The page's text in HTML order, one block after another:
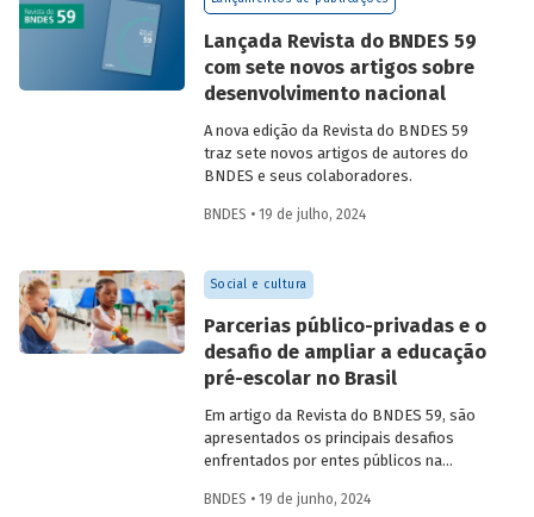
Lançada Revista do BNDES 59
com sete novos artigos sobre
desenvolvimento nacional
A nova edição da Revista do BNDES 59
traz sete novos artigos de autores do
BNDES e seus colaboradores.
BNDES • 19 de julho, 2024
Social e cultura
Parcerias público-privadas e o
desafio de ampliar a educação
pré-escolar no Brasil
Em artigo da Revista do BNDES 59, são
apresentados os principais desafios
enfrentados por entes públicos na
como aprendizados e possíveis soluções
BNDES • 19 de junho, 2024